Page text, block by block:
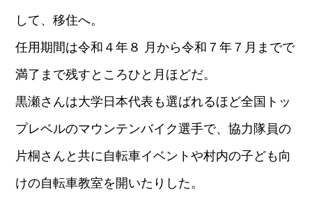
して、移住へ。
任用期間は令和４年８ 月から令和７年７月までで
満了まで残すところひと月ほどだ。
黒瀬さんは大学日本代表も選ばれるほど全国トッ
プレベルのマウンテンバイク選手で、協力隊員の
片桐さんと共に自転車イベントや村内の子ども向
けの自転車教室を開いたりした。